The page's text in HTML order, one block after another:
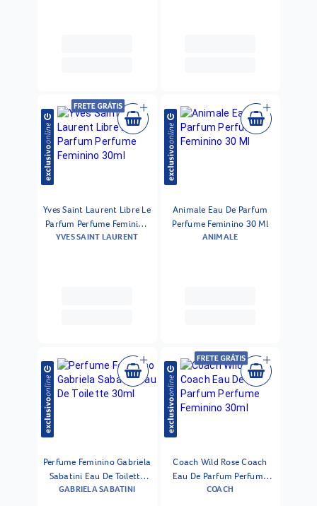
Yves Saint Laurent Libre Le
Parfum Perfume Feminino
30ml
YVES SAINT LAURENT
Animale Eau De Parfum
Perfume Feminino 30 Ml
ANIMALE
Perfume Feminino Gabriela
Sabatini Eau De Toilette
30ml
GABRIELA SABATINI
Coach Wild Rose Coach
Eau De Parfum Perfume
Feminino 30ml
COACH